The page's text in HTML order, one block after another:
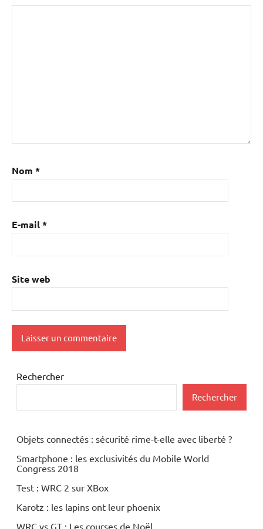
Nom *
E-mail*
Site web
Rechercher
Rechercher
Objets connectés : sécurité rime-t-elle avec liberté ?
Smartphone : les exclusivités du Mobile World
Congress 2018
Test : WRC 2 sur XBox
Karotz : les lapins ont leur phoenix
WRC vs GT : Les courses de Noël